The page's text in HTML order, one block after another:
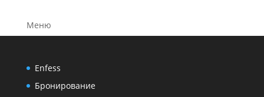
Меню
Enfess
Бронирование